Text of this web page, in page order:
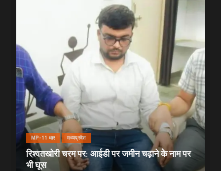
MP-11 धार मध्यप्रदेश
रिश्वतखोरी चरम पर: आईडी पर जमीन चढ़ाने के नाम पर
भी घूस